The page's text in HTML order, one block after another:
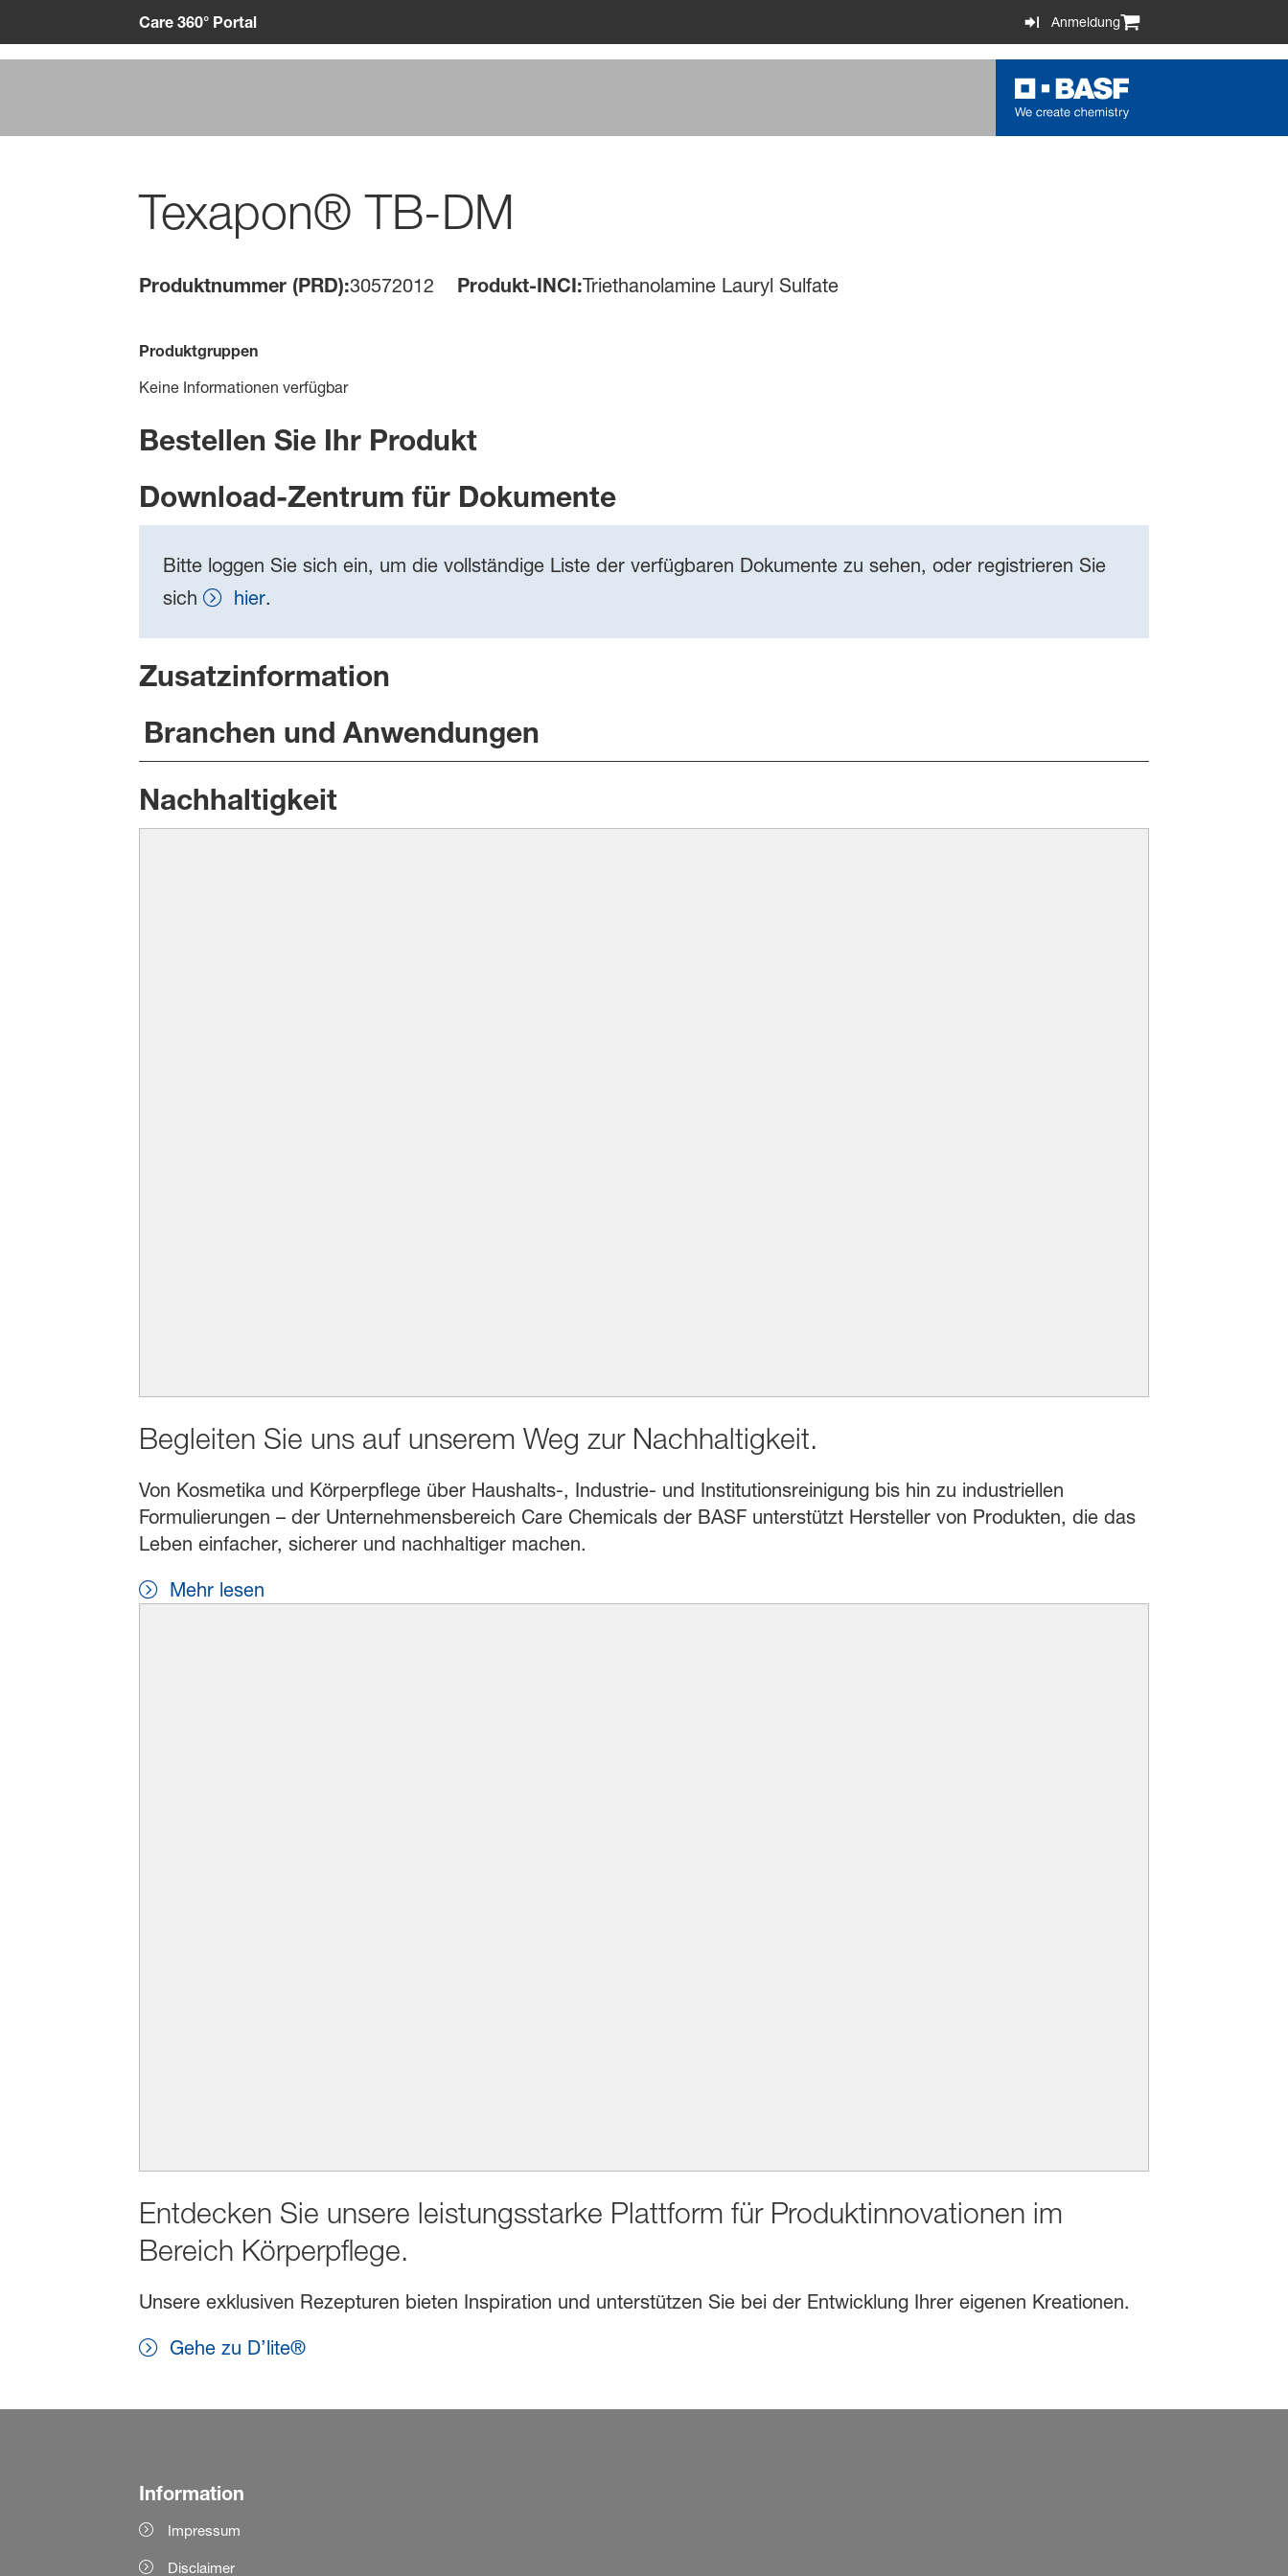
Care 360° Portal Anmeldung
Texapon® TB-DM
Produktnummer (PRD):30572012 Produkt-INCI:Triethanolamine Lauryl Sulfate
Produktgruppen
Keine Informationen verfügbar
Bestellen Sie Ihr Produkt
Download-Zentrum für Dokumente
Bitte loggen Sie sich ein, um die vollständige Liste der verfügbaren Dokumente zu sehen, oder registrieren Sie
sich
hier.
Zusatzinformation
Branchen und Anwendungen
Nachhaltigkeit
Begleiten Sie uns auf unserem Weg zur Nachhaltigkeit.
Von Kosmetika und Körperpflege über Haushalts-, Industrie- und Institutionsreinigung bis hin zu industriellen
Formulierungen – der Unternehmensbereich Care Chemicals der BASF unterstützt Hersteller von Produkten, die das
Leben einfacher, sicherer und nachhaltiger machen.
Mehr lesen
Entdecken Sie unsere leistungsstarke Plattform für Produktinnovationen im
Bereich Körperpflege.
Unsere exklusiven Rezepturen bieten Inspiration und unterstützen Sie bei der Entwicklung Ihrer eigenen Kreationen.
Gehe zu D’lite®
Information
Impressum
Disclaimer